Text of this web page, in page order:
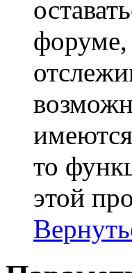
форуме,
то
этой